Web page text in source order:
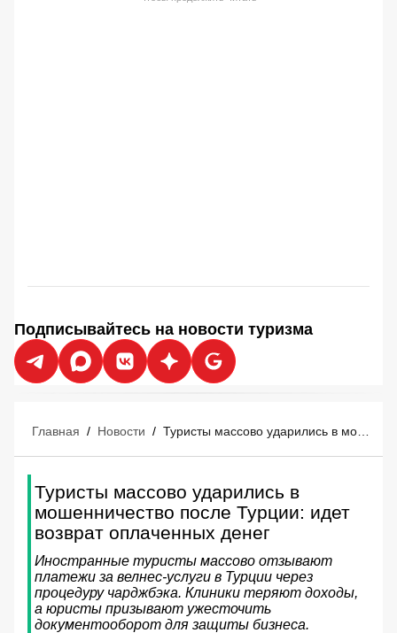
Подписывайтесь на новости туризма
Главная / Новости /
Туристы массово ударились в
мошенничество после Турции: идет
возврат оплаченных денег
Иностранные туристы массово отзывают
платежи за велнес-услуги в Турции через
процедуру чарджбэка. Клиники теряют доходы,
а юристы призывают ужесточить
документооборот для защиты бизнеса.